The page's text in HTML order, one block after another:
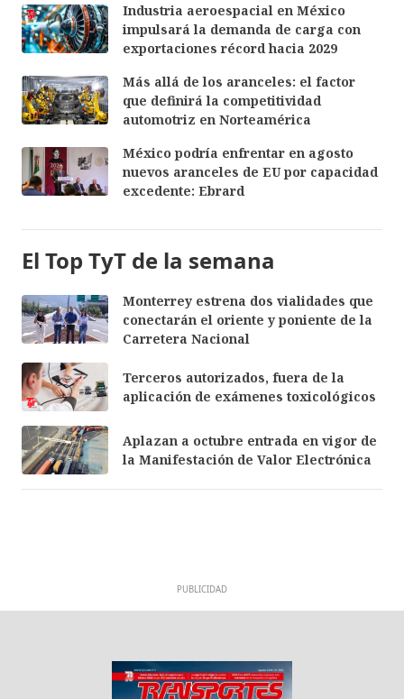
Industria aeroespacial en México
impulsará la demanda de carga con
exportaciones récord hacia 2029
Más allá de los aranceles: el factor
que definirá la competitividad
automotriz en Norteamérica
México podría enfrentar en agosto
nuevos aranceles de EU por capacidad
excedente: Ebrard
El Top TyT de la semana
Monterrey estrena dos vialidades que
conectarán el oriente y poniente de la
Carretera Nacional
Terceros autorizados, fuera de la
aplicación de exámenes toxicológicos
Aplazan a octubre entrada en vigor de
la Manifestación de Valor Electrónica
PUBLICIDAD